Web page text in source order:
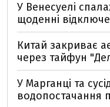
У Венесуелі
щоденні
Китай закриває
через тайфун
У Марганці та
водопостачання